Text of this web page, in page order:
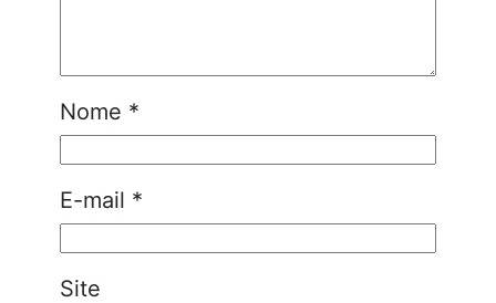
Nome *
E-mail *
Site